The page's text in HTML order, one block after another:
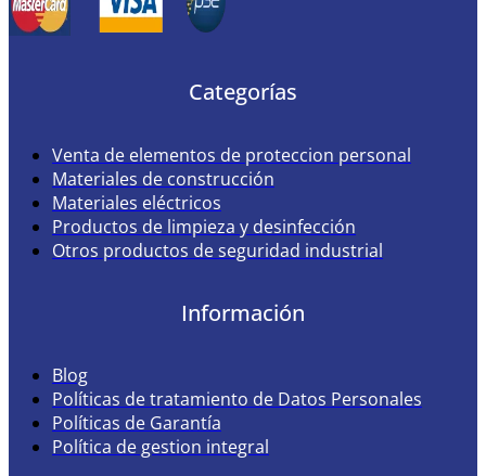
Categorías
Venta de elementos de proteccion personal
Materiales de construcción
Materiales eléctricos
Productos de limpieza y desinfección
Otros productos de seguridad industrial
Información
Blog
Políticas de tratamiento de Datos Personales
Políticas de Garantía
Política de gestion integral